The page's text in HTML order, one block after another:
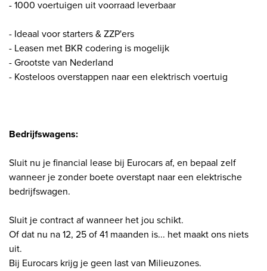
- 1000 voertuigen uit voorraad leverbaar
- Ideaal voor starters & ZZP'ers
- Leasen met BKR codering is mogelijk
- Grootste van Nederland
- Kosteloos overstappen naar een elektrisch voertuig
Bedrijfswagens:
Sluit nu je financial lease bij Eurocars af, en bepaal zelf
wanneer je zonder boete overstapt naar een elektrische
bedrijfswagen.
Sluit je contract af wanneer het jou schikt.
Of dat nu na 12, 25 of 41 maanden is... het maakt ons niets
uit.
Bij Eurocars krijg je geen last van Milieuzones.